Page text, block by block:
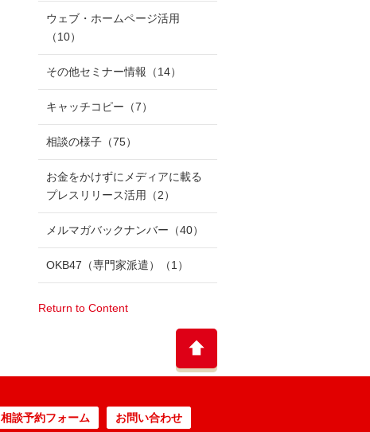
ウェブ・ホームページ活用
（10）
その他セミナー情報 （14）
キャッチコピー （7）
相談の様子 （75）
お金をかけずにメディアに載る
プレスリリース活用
（2）
メルマガバックナンバー （40）
OKB47（専門家派遣） （1）
Return to Content
相談予約フォーム お問い合わせ